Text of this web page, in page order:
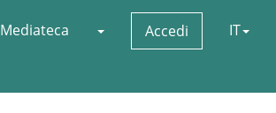
Mediateca Accedi IT